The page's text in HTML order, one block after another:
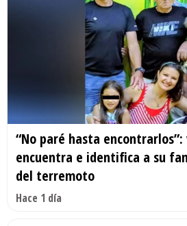
“No paré hasta encontrarlos”:
encuentra e identifica a su
del terremoto
Hace 1 día